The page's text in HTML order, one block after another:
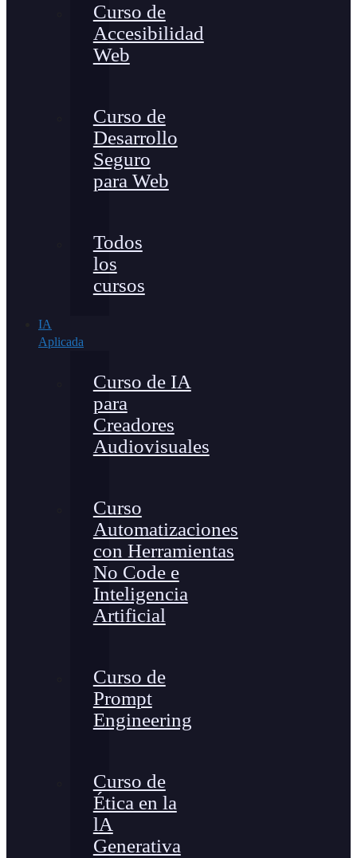
Curso de
Accesibilidad
Web
Curso de
Desarrollo
Seguro
para Web
Todos
los
cursos
IA
Aplicada
Curso de IA
para
Creadores
Audiovisuales
Curso
Automatizaciones
con Herramientas
No Code e
Inteligencia
Artificial
Curso de
Prompt
Engineering
Curso de
Ética en la
lA
Generativa